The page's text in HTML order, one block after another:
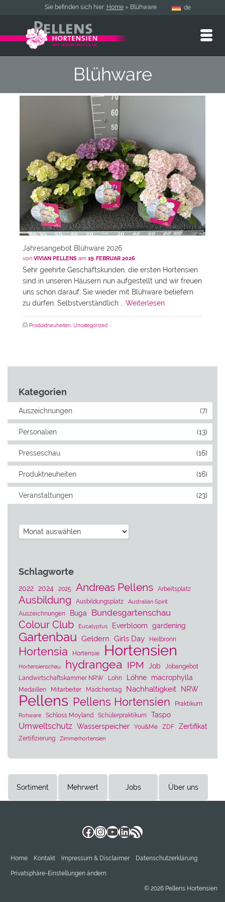
Sie befinden sich hier: Home» Blühware de
Blühware
Jahresangebot Blühware 2026
von VIVIAN PELLENS am 19. FEBRUAR 2026
Sehr geehrte Geschäftskunden, die ersten Hortensien
sind in unseren Häusern nun aufgestellt und wir freuen
uns schon darauf, Sie wieder mit Blühware beliefern
zu dürfen. Selbstverständlich … Weiterlesen
Produktneuheiten Uncategorized
Kategorien
Auszeichnungen (7)
Personalien (13)
Presseschau (16)
Produktneuheiten (16)
Veranstaltungen (23)
Archiv
Schlagworte
2022 2024 2025 Andreas Pellens Arbeitsplatz
Ausbildung Ausbildungsplatz Australian Spirit
Auszeichnungen Buga Bundesgartenschau
Colour Club Eucalyptus Everbloom gardening
Gartenbau Geldern Girls Day Heilbronn
Hortensia Hortensie Hortensien
Hortensienschau hydrangea IPM Job
Jobangebot
Landwirtschaftskammer NRW
Lohn Löhne macrophylla
Medaillen Mitarbeiter Mädchentag Nachhaltigkeit NRW
Pellens Pellens Hortensien Praktikum
Rohware Schloss Moyland Schülerpraktikum Taspo
Umweltschutz Wasserspeicher You&Me ZDF Zertifikat
Zertifizierung Zimmerhortensien
Sortiment Mehrwert Jobs Über uns
Facebook
Instagram
YouTube
LinkedIn
RSS-Feed
Home Kontakt Impressum & Disclaimer Datenschutzerklärung
Privatsphäre-Einstellungen ändern
© 2026 Pellens Hortensien